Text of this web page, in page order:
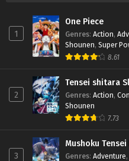
1
One Piece
Genres: Action,
Shounen, Super
8.61
2
Tensei shitara
Genres: Action,
Shounen
7.73
3
Mushoku
Genres: Adventure,